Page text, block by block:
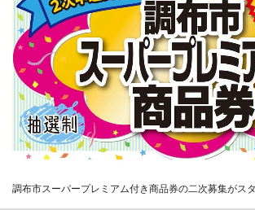
調布市スーパープレミアム付き商品券の二次募集がス